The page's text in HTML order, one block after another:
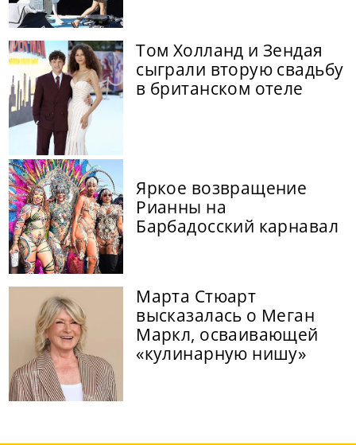
Том Холланд и Зендая
сыграли вторую свадьбу
в британском отеле
Яркое возвращение
Рианны на
Барбадосский карнавал
Марта Стюарт
высказалась о Меган
Маркл, осваивающей
«кулинарную нишу»